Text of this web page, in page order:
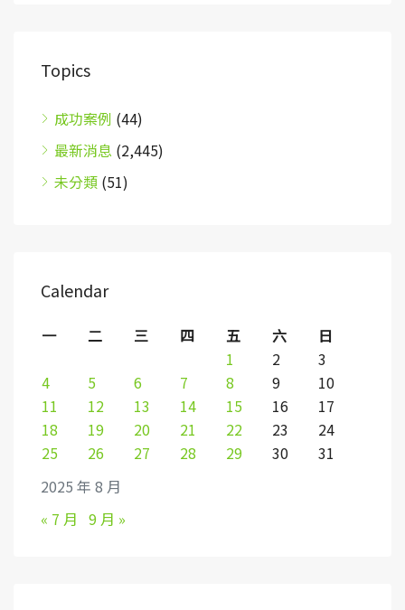
Topics
成功案例 (44)
最新消息 (2,445)
未分類 (51)
Calendar
2025 年 8 月
一 二 三 四 五 六
日
1
2
3
4
5 6 7 8 9
10
11
12 13 14 15 16
17
18
19 20 21 22 23
24
25
26 27 28 29 30 31
« 7 月 9 月 »